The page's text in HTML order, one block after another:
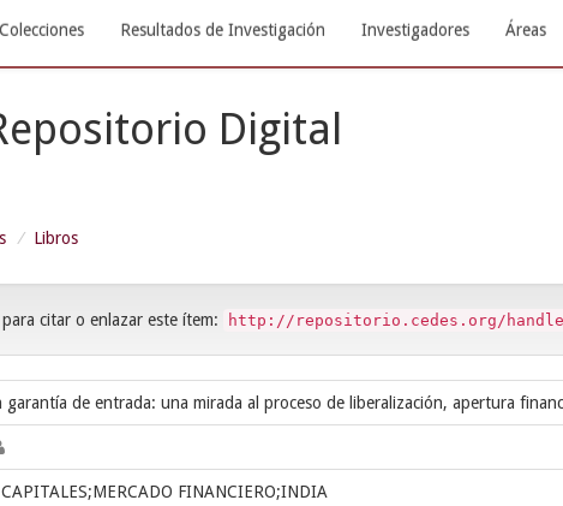
Colecciones Resultados de Investigación Investigadores Áreas
Digital
Libros
citar o enlazar este ítem: http://repositorio.cedes.org/handle/
garantía de entrada: una mirada al proceso de liberalización, apertura
FINANCIERO;INDIA